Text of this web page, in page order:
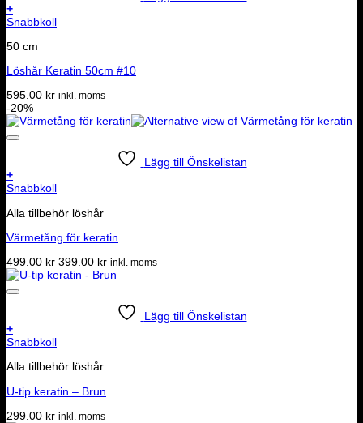
+
Snabbkoll
50 cm
Löshår Keratin 50cm #10
595.00 kr inkl. moms
-20%
Lägg till Önskelistan
+
Snabbkoll
Alla tillbehör löshår
Värmetång för keratin
499.00kr Det
ursprungliga
399.00 krDet
nuvarande
399.00 kr.
inkl. moms
Lägg till Önskelistan
+
Snabbkoll
Alla tillbehör löshår
U-tip keratin – Brun
299.00 kr inkl. moms